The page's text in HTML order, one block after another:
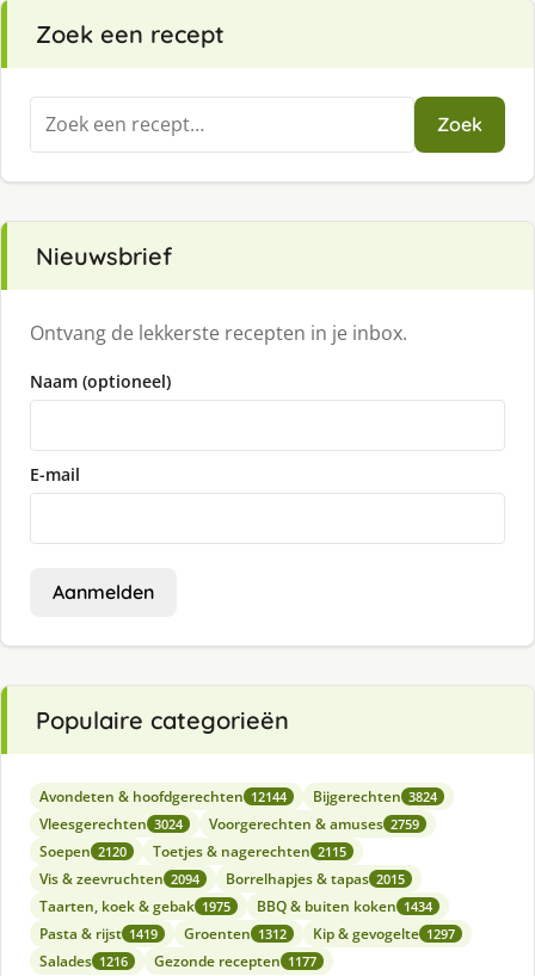
Zoek een recept
Zoeken
naar:
Zoek
Nieuwsbrief
Ontvang de lekkerste recepten in je inbox.
Naam (optioneel)
E-mail
Aanmelden
Populaire categorieën
Avondeten & hoofdgerechten 12144 Bijgerechten 3824
Vleesgerechten 3024 Voorgerechten & amuses 2759
Soepen 2120 Toetjes & nagerechten 2115
Vis & zeevruchten 2094 Borrelhapjes & tapas 2015
Taarten, koek & gebak 1975 BBQ & buiten koken 1434
Pasta & rijst 1419 Groenten 1312 Kip & gevogelte 1297
Salades 1216 Gezonde recepten 1177